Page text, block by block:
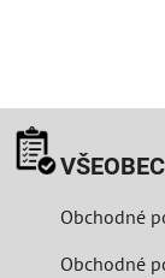
Obchodné
Obchodné